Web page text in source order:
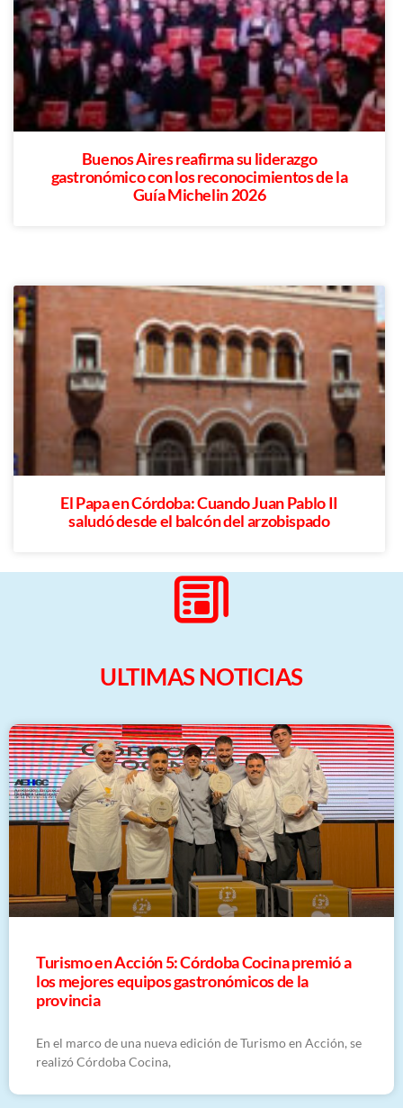
Buenos Aires reafirma su liderazgo
gastronómico con los reconocimientos de la
Guía Michelin 2026
El Papa en Córdoba: Cuando Juan Pablo II
saludó desde el balcón del arzobispado
ULTIMAS NOTICIAS
Turismo en Acción 5: Córdoba Cocina premió a
los mejores equipos gastronómicos de la
provincia
En el marco de una nueva edición de Turismo en Acción, se
realizó Córdoba Cocina,